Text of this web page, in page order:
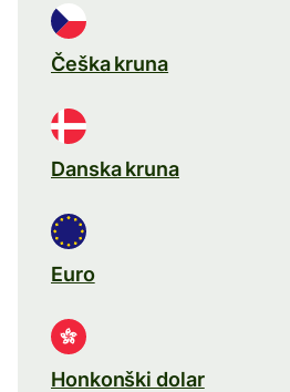
Češka kruna
Danska kruna
Euro
Honkonški dolar